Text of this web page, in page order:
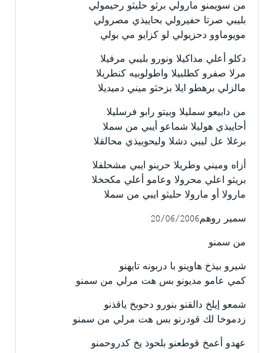
من سويمنو مارولي برثو حليثو رحيمولي
بليبي صرتا حفيرولي بحاييذي مصرولي
مويوماوو دحزيولي لو كزايو مي بولي
دكلو أعلي مداكيلا ونورو بليبي مرفيلا
مرلا صفرو كطلبيلا واطولوبيه كنطريلا
مالزلي برهطو ايلا بزحثو ميني دميديلا
من دابيعو سمليلا وبيتو رابو فرسليلا
أحاييذي هوليلا شماعو أيبي من سملا
برغلا عل ليبي دشلا وليحوبيذي محالقلا
أزاه وميني وطريلا حرينو ايبي مشحلفلا
بريثو اعلي محرولا وعامو أعلي مكحخلا
مارولا أو مارولا حليثو ايبي من سملا
سمير روهم20/06/2006
من سمنو
شيرو بيذخ هاوينو با دربونه تايهنو
كمي عامو مديونو بس هت مرلي من سمنو
شمعو إيلخ دالقنو بنورو دحوبخ ياقذنو
زدموخا لك قودرنو بس هت مرلي من سمنو
عهدو أعمخ قوطعنو بلحوذ يخ كدروحمنو